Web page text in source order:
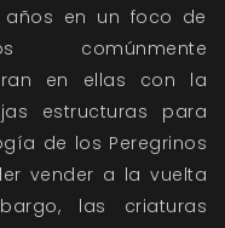
en un foco de
comúnmente
en ellas con la
estructuras para
de los Peregrinos
vender a la vuelta
las criaturas